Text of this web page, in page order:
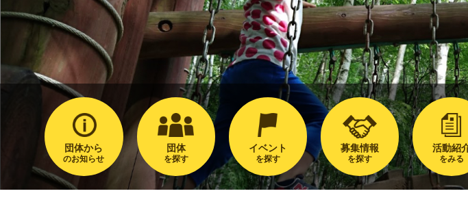
団体から
のお知らせ
団体
を探す
イベント
を探す
募集情報
を探す
活動紹
をみる